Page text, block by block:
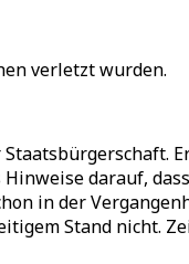
verletzt wurden.
darauf,
in der
Stand nicht.